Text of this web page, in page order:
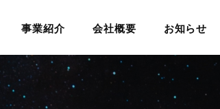
事業紹介 会社概要 お知らせ